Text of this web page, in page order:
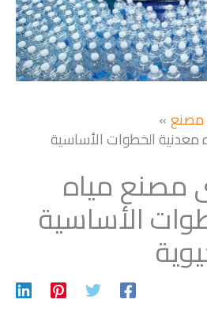
مصنع
الخطوات الأساسية
مصنع مياه
الأساسية